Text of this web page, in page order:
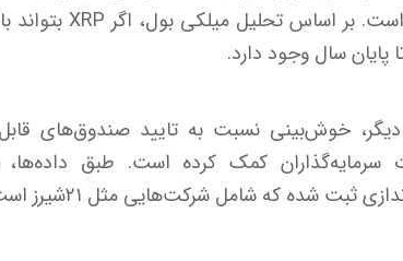
پایان سال وجود دارد.
ثبت شده که شامل شرکت‌هایی مثل ۲۱شیرز است.